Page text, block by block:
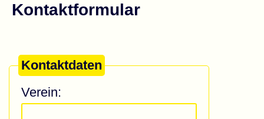
Kontaktformular
Kontaktdaten
Verein: